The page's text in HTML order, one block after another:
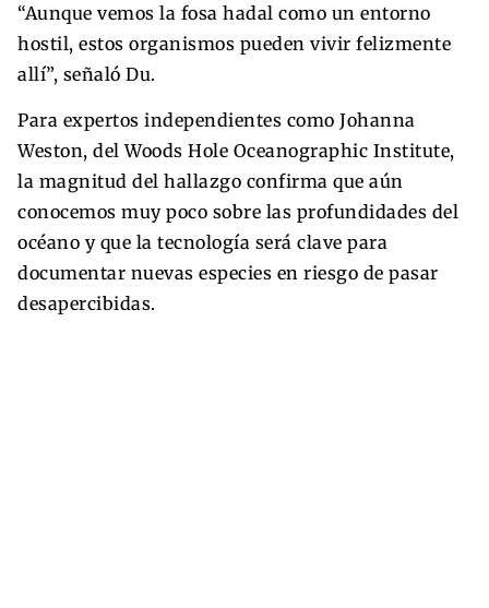
“Aunque vemos la fosa hadal como un entorno
hostil, estos organismos pueden vivir felizmente
allí”, señaló Du.
Para expertos independientes como Johanna
Weston, del Woods Hole Oceanographic Institute,
la magnitud del hallazgo confirma que aún
conocemos muy poco sobre las profundidades del
océano y que la tecnología será clave para
documentar nuevas especies en riesgo de pasar
desapercibidas.